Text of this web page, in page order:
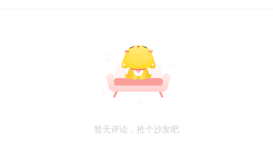
暂无评论，抢个沙发吧